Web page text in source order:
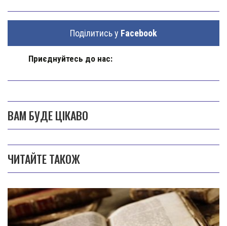
Поділитись у Facebook
Приєднуйтесь до нас:
ВАМ БУДЕ ЦІКАВО
ЧИТАЙТЕ ТАКОЖ